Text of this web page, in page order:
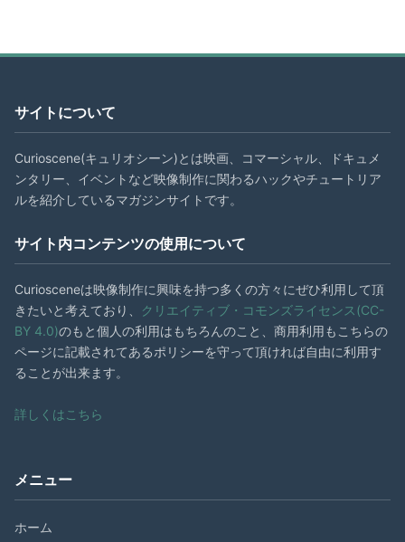
サイトについて
Curioscene(キュリオシーン)とは映画、コマーシャル、ドキュメ
ンタリー、イベントなど映像制作に関わるハックやチュートリア
ルを紹介しているマガジンサイトです。
サイト内コンテンツの使用について
Curiosceneは映像制作に興味を持つ多くの方々にぜひ利用して頂
きたいと考えており、
クリエイティブ・コモンズライセンス(CC-
BY 4.0)のもと個人の利用はもちろんのこと、商用利用もこちらの
ページに記載されてあるポリシーを守って頂ければ自由に利用す
ることが出来ます。
詳しくはこちら
メニュー
ホーム